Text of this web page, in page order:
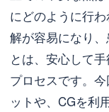
にどのように行
解が容易になり
とは、安心して
プロセスです。
ットや、CGを利